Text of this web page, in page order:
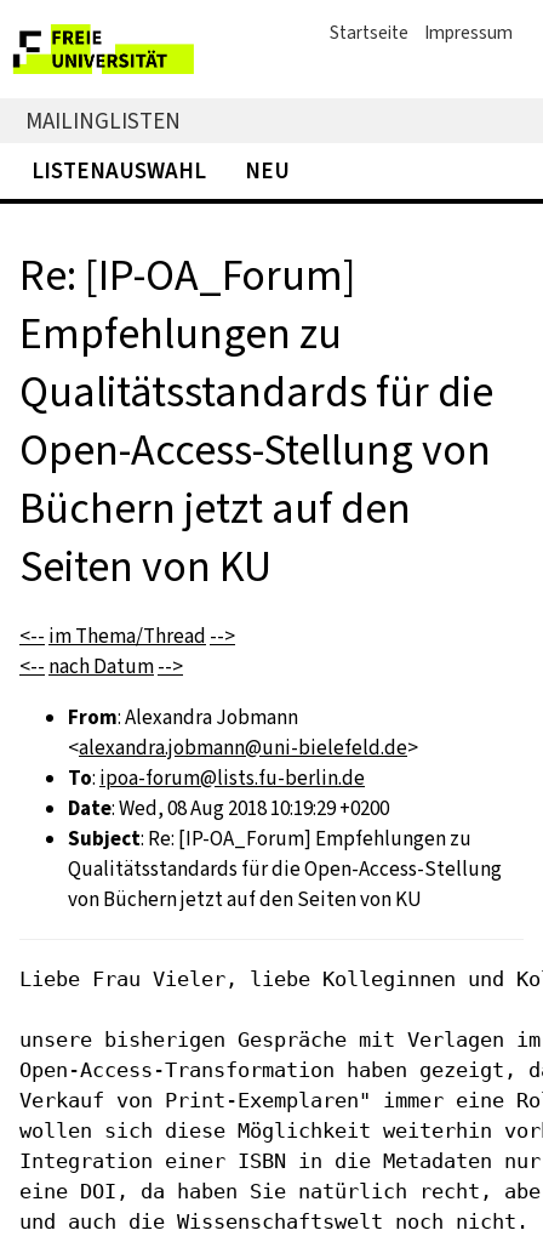
Startseite Impressum
MAILINGLISTEN
LISTENAUSWAHL
NEU
Re: [IP-OA_Forum]
Empfehlungen zu
Qualitätsstandards für die
Open-Access-Stellung von
Büchern jetzt auf den
Seiten von KU
<-- im Thema/Thread -->
<-- nach Datum-->
From: Alexandra Jobmann
<alexandra.jobmann@uni-bielefeld.de>
To: ipoa-forum@lists.fu-berlin.de
Date: Wed, 08 Aug 2018 10:19:29 +0200
Subject: Re: [IP-OA_Forum] Empfehlungen zu
Qualitätsstandards für die Open-Access-Stellung
von Büchern jetzt auf den Seiten von KU
Liebe Frau Vieler, liebe Kolleginnen und
unsere bisherigen Gespräche mit Verlagen im
Open-Access-Transformation haben gezeigt,
Verkauf von Print-Exemplaren" immer eine
wollen sich diese Möglichkeit weiterhin
Integration einer ISBN in die Metadaten
eine DOI, da haben Sie natürlich recht,
und auch die Wissenschaftswelt noch nicht.